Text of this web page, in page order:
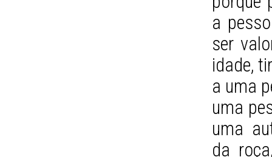
a
ser
idade,
a uma
uma
uma
da